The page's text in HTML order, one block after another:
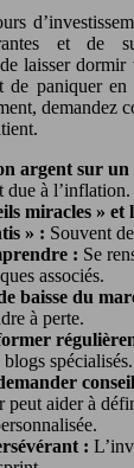
et de
laisser
de paniquer en
demandez
argent sur un
due à l’inflation.
miracles » et
» : Souvent
: Se
associés.
baisse du
à perte.
spécialisés.
peut aider à
: